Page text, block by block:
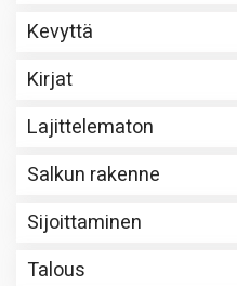
Kevyttä
Kirjat
Lajittelematon
Salkun rakenne
Sijoittaminen
Talous